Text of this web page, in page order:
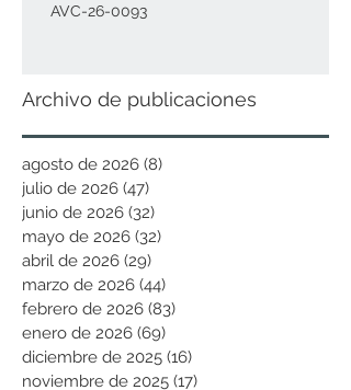
AVC-26-0093
Archivo de publicaciones
agosto de 2026 (8)
julio de 2026 (47)
junio de 2026 (32)
mayo de 2026 (32)
abril de 2026 (29)
marzo de 2026 (44)
febrero de 2026 (83)
enero de 2026 (69)
diciembre de 2025 (16)
noviembre de 2025 (17)